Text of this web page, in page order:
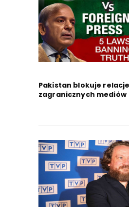
Pakistan blokuje relacje
zagranicznych mediów